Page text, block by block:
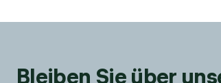
Bleiben Sie über